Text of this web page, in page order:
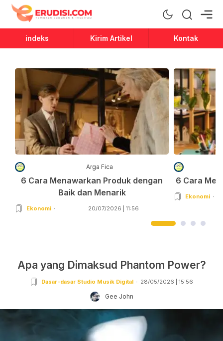
Erudisi
Temukan Jawaban dan Inspirasi
indeks Kirim Artikel Kontak
Arga Fica
6 Cara Menawarkan Produk dengan
Baik dan Menarik
Ekonomi 20/07/2026 | 11:56
6 Cara
Ekonomi
Apa yang Dimaksud Phantom Power?
Dasar-dasar Studio Musik Digital 28/05/2026 | 15:56
Gee John